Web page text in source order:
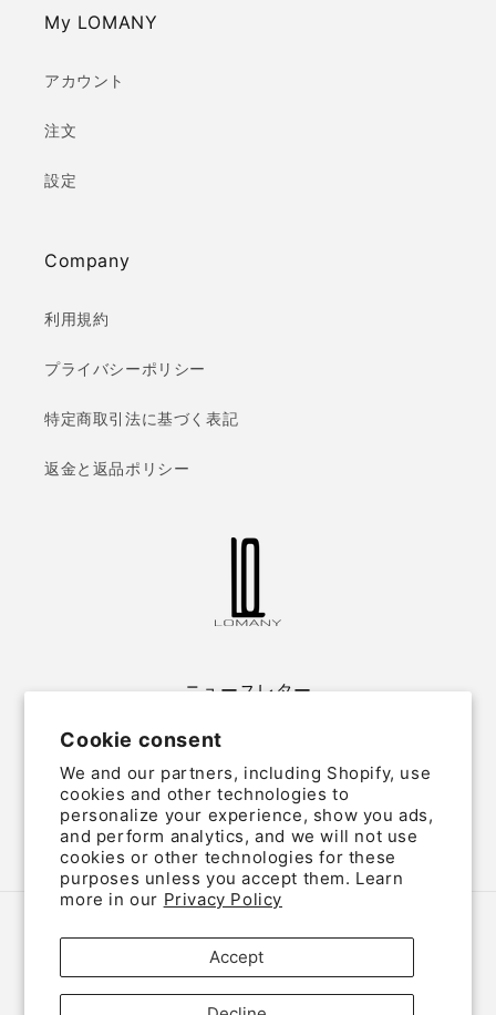
Cookie consent
We and our partners, including Shopify, use
cookies and other technologies to
personalize your experience, show you ads,
and perform analytics, and we will not use
cookies or other technologies for these
purposes unless you accept them. Learn
more in our Privacy Policy
Accept
My LOMANY
アカウント
注文
設定
Company
利用規約
プライバシーポリシー
特定商取引法に基づく表記
返金と返品ポリシー
ニュースレター
Email
TwitterFacebookInstagram
Country/region
Japan (JPY ¥)
Language
English